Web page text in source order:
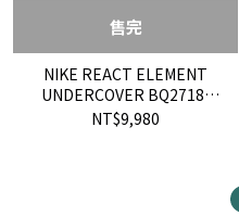
售完
NIKE REACT ELEMENT
UNDERCOVER BQ2718-
700 JAMES LBJ著 慢跑鞋 鞋
NT$9,980